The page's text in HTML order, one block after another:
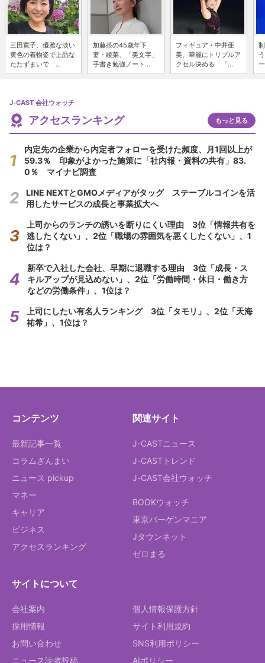
三田寛子、優雅な淡い
黄色の着物姿で上品な
たたずまいで ...
加藤茶の45歳年下
妻・綾菜、「美文字」
手書き勉強ノート...
フィギュア・中井亜
美、華麗にトリプルア
クセル決める 「...
J-CAST 会社ウォッチ
アクセスランキング もっと見る
内定先の企業から内定者フォローを受けた頻度、月1回以上が
59.3％ 印象がよかった施策に「社内報・資料の共有」83.
0％ マイナビ調査
LINE NEXTとGMOメディアがタッグ ステーブルコインを活
用したサービスの成長と事業拡大へ
上司からのランチの誘いを断りにくい理由 3位「情報共有を
逃したくない」、2位「職場の雰囲気を悪くしたくない」、1
位は？
新卒で入社した会社、早期に退職する理由 3位「成長・ス
キルアップが見込めない」、2位「労働時間・休日・働き方
などの労働条件」、1位は？
上司にしたい有名人ランキング 3位「タモリ」、2位「天海
祐希」、1位は？
コンテンツ
最新記事一覧
コラムざんまい
ニュース pickup
マネー
キャリア
ビジネス
アクセスランキング
関連サイト
J-CASTニュース
J-CASTトレンド
J-CAST会社ウォッチ
BOOKウォッチ
東京バーゲンマニア
Jタウンネット
ゼロまる
サイトについて
会社案内
採用情報
お問い合わせ
ニュース読者投稿
個人情報保護方針
サイト利用規約
SNS利用ポリシー
AIポリシー